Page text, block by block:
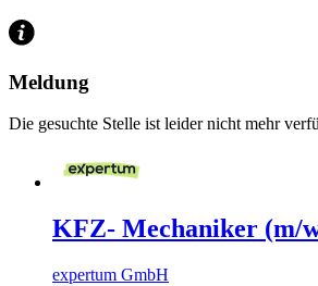
Meldung
Die gesuchte Stelle ist leider nicht mehr
KFZ- Mechaniker (m/
expertum GmbH